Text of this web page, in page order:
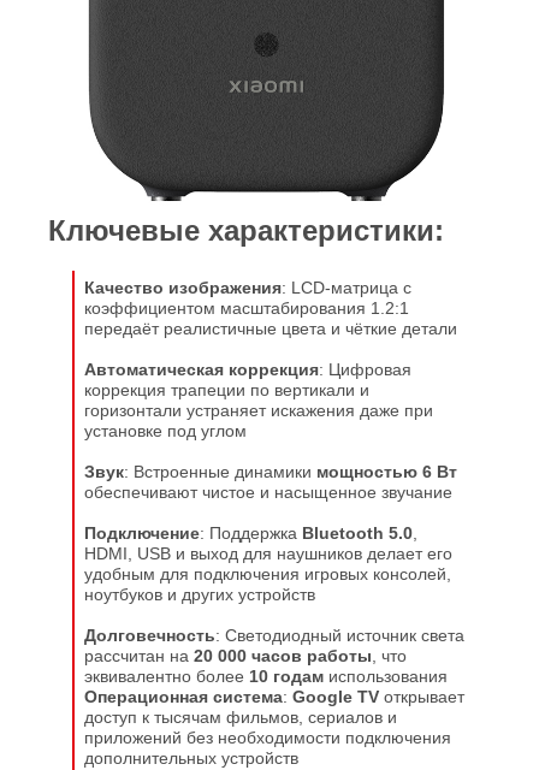
Ключевые характеристики:
Качество изображения: LCD-матрица с
коэффициентом масштабирования 1.2:1
передаёт реалистичные цвета и чёткие детали
Автоматическая коррекция: Цифровая
коррекция трапеции по вертикали и
горизонтали устраняет искажения даже при
установке под углом
Звук: Встроенные динамики мощностью 6 Вт
обеспечивают чистое и насыщенное звучание
Подключение: Поддержка Bluetooth 5.0,
HDMI, USB и выход для наушников делает его
удобным для подключения игровых консолей,
ноутбуков и других устройств
Долговечность: Светодиодный источник света
рассчитан на 20 000 часов работы, что
эквивалентно более 10 годам использования
Операционная система: Google TV открывает
доступ к тысячам фильмов, сериалов и
приложений без необходимости подключения
дополнительных устройств